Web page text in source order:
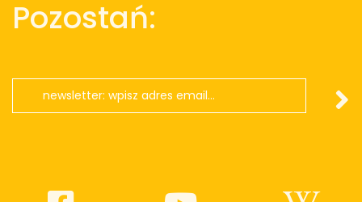
Pozostań: